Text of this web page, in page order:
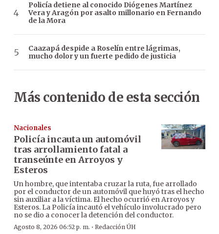
Policía detiene al conocido Diógenes Martínez
Vera y Aragón por asalto millonario en Fernando
de la Mora
Caazapá despide a Roselín entre lágrimas,
mucho dolor y un fuerte pedido de justicia
Más contenido de esta sección
Nacionales
Policía incauta un automóvil
tras arrollamiento fatal a
transeúnte en Arroyos y
Esteros
Un hombre, que intentaba cruzar la ruta, fue arrollado
por el conductor de un automóvil que huyó tras el hecho
sin auxiliar a la víctima. El hecho ocurrió en Arroyos y
Esteros. La Policía incautó el vehículo involucrado pero
no se dio a conocer la detención del conductor.
Agosto 8, 2026 06:52 p. m. · Redacción ÚH